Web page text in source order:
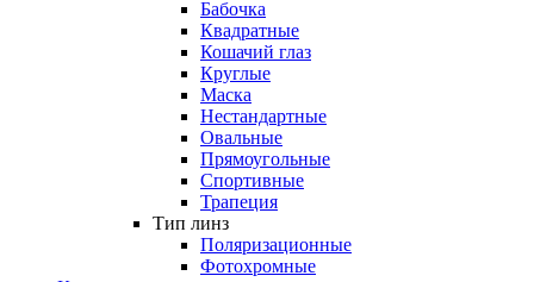
Бабочка
Квадратные
Кошачий глаз
Круглые
Маска
Нестандартные
Овальные
Прямоугольные
Спортивные
Трапеция
Тип линз
Поляризационные
Фотохромные